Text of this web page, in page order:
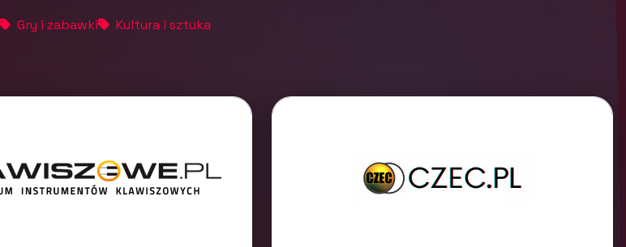
Gry i zabawki Kultura i sztuka